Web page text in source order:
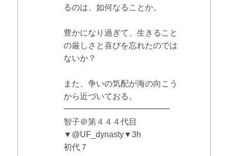
るのは、如何なることか。
豊かになり過ぎて、生きること
の厳しさと喜びを忘れたのでは
ないか？
また、争いの気配が海の向こう
から近づいておる。
━━━━━━━━━━━━━
智子＠第４４４代目
▼@UF_dynasty▼3h
初代７